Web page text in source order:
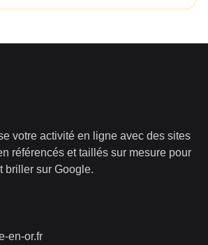
votre activité en ligne avec des sites
référencés et taillés sur mesure pour
briller sur Google.
en-or.fr